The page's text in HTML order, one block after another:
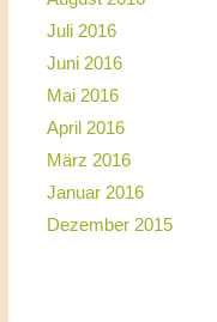
Juli 2016
Juni 2016
Mai 2016
April 2016
März 2016
Januar 2016
Dezember 2015